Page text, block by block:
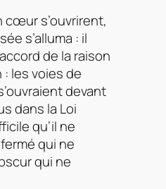
cœur s’ouvrirent,
s’alluma : il
de la raison
les voies de
devant
dans la Loi
qu’il ne
qui ne
qui ne